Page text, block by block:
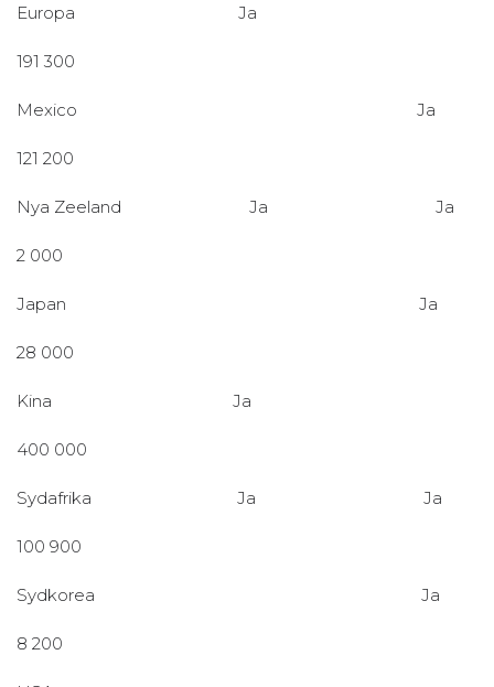
Europa Ja
191 300
Mexico Ja
121 200
Nya Zeeland Ja Ja
2 000
Japan Ja
28 000
Kina Ja
400 000
Sydafrika Ja Ja
100 900
Sydkorea Ja
8 200